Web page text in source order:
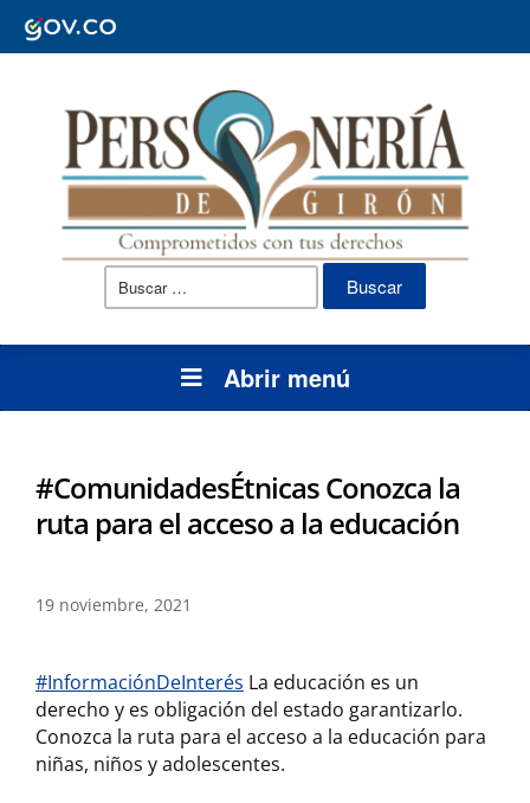
Buscar:
Abrir menú
#ComunidadesÉtnicas Conozca la
ruta para el acceso a la educación
19 noviembre, 2021
#InformaciónDeInterés La educación es un
derecho y es obligación del estado garantizarlo.
Conozca la ruta para el acceso a la educación para
niñas, niños y adolescentes.